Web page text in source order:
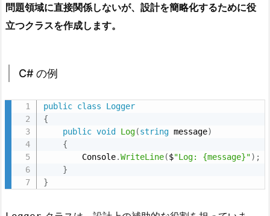
ク
ラ
問題領域に直接関係しないが、設計を簡略化するために役
立つクラスを作成します。
C# の例
public class
Logger
{
public void Log(string message)
{
        Console
.WriteLine($"Log: {message}") ;
}
}